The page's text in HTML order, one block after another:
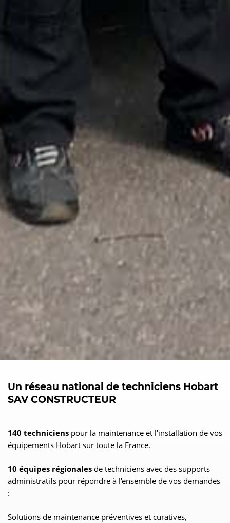
Un réseau national de techniciens Hobart
SAV CONSTRUCTEUR
140 techniciens pour la maintenance et l'installation de vos
équipements Hobart sur toute la France.
10 équipes régionales de techniciens avec des supports
administratifs pour répondre à l'ensemble de vos demandes
:
Solutions de maintenance préventives et curatives,